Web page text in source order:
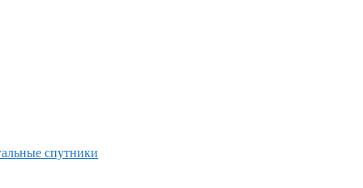
спутники